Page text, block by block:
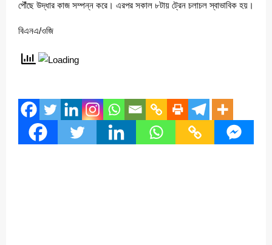
পৌঁছে উদ্ধার কাজ সম্পন্ন করে। এরপর সকাল ৮টায় ট্রেন চলাচল স্বাভাবিক হয়।
বিএনএ/ওজি